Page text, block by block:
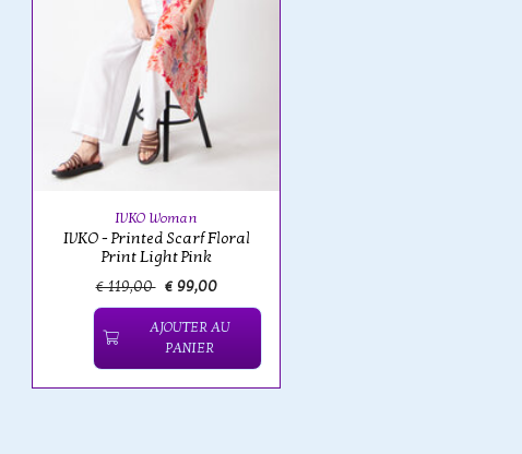
IVKO Woman
IVKO - Printed Scarf Floral
Print Light Pink
€ 119,00 € 99,00
AJOUTER AU
PANIER